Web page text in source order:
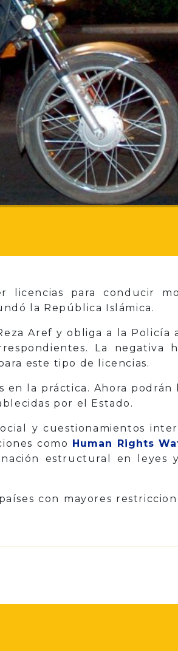
para conducir
la República Islámica.
Aref y obliga a la Policía
La negativa
este tipo de licencias.
en la práctica. Ahora podrán
por el Estado.
y cuestionamientos
como Human Rights
estructural en leyes
con mayores